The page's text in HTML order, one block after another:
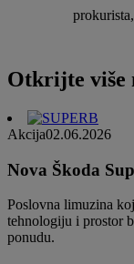
prokurista,
Otkrijte više
Akcija02.06.2026
Nova Škoda
Poslovna limuzina
tehnologiju i prostor
✔ Već od